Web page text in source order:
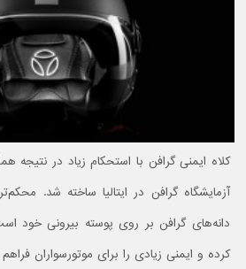
کلاه ایمنی گرافن با استحکام زیاد در نتیجه
آزمایشگاه گرافن در ایتالیا ساخته شد.
دانه‌های گرافن بر روی پوسته بیرونی خود
کرده و ایمنی زیادی را برای موتورسواران